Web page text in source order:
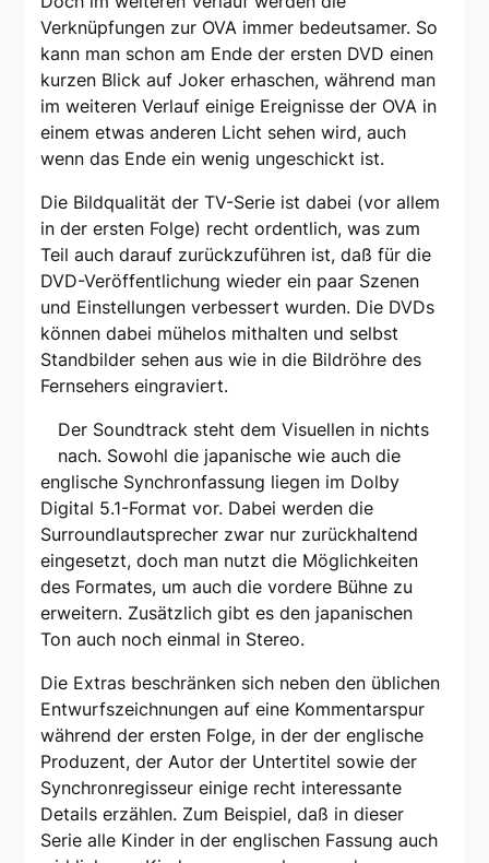
Verknüpfungen zur OVA immer bedeutsamer. So
kann man schon am Ende der ersten DVD einen
kurzen Blick auf Joker erhaschen, während man
im weiteren Verlauf einige Ereignisse der OVA in
einem etwas anderen Licht sehen wird, auch
wenn das Ende ein wenig ungeschickt ist.
Die Bildqualität der TV-Serie ist dabei (vor allem
in der ersten Folge) recht ordentlich, was zum
Teil auch darauf zurückzuführen ist, daß für die
DVD-Veröffentlichung wieder ein paar Szenen
und Einstellungen verbessert wurden. Die DVDs
können dabei mühelos mithalten und selbst
Standbilder sehen aus wie in die Bildröhre des
Fernsehers eingraviert.
Der Soundtrack steht dem Visuellen in nichts
nach. Sowohl die japanische wie auch die
englische Synchronfassung liegen im Dolby
Digital 5.1-Format vor. Dabei werden die
Surroundlautsprecher zwar nur zurückhaltend
eingesetzt, doch man nutzt die Möglichkeiten
des Formates, um auch die vordere Bühne zu
erweitern. Zusätzlich gibt es den japanischen
Ton auch noch einmal in Stereo.
Die Extras beschränken sich neben den üblichen
Entwurfszeichnungen auf eine Kommentarspur
während der ersten Folge, in der der englische
Produzent, der Autor der Untertitel sowie der
Synchronregisseur einige recht interessante
Details erzählen. Zum Beispiel, daß in dieser
Serie alle Kinder in der englischen Fassung auch